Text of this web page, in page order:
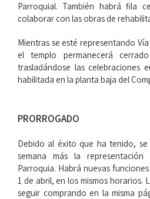
Parroquial. También habrá fila
colaborar con las obras de
Mientras se esté representando
el templo permanecerá
trasladándose las celebraciones
habilitada en la planta baja del
PRORROGADO
Debido al éxito que ha tenido,
semana más la
Parroquia. Habrá nuevas
1 de abril, en los mismos horarios.
seguir comprando en la misma